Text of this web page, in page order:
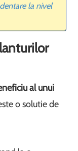
la nivel
al unui
o solutie de